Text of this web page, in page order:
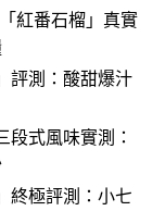
紅番石榴」真實
評測：酸甜爆汁
段式風味實測：
終極評測：小七